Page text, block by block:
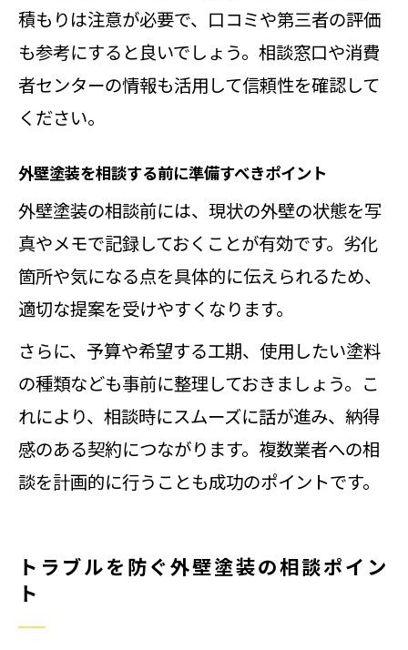
積もりは注意が必要で、口コミや第三者の評価
も参考にすると良いでしょう。相談窓口や消費
者センターの情報も活用して信頼性を確認して
ください。
外壁塗装を相談する前に準備すべきポイント
外壁塗装の相談前には、現状の外壁の状態を写
真やメモで記録しておくことが有効です。劣化
箇所や気になる点を具体的に伝えられるため、
適切な提案を受けやすくなります。
さらに、予算や希望する工期、使用したい塗料
の種類なども事前に整理しておきましょう。こ
れにより、相談時にスムーズに話が進み、納得
感のある契約につながります。複数業者への相
談を計画的に行うことも成功のポイントです。
トラブルを防ぐ外壁塗装の相談ポイン
ト